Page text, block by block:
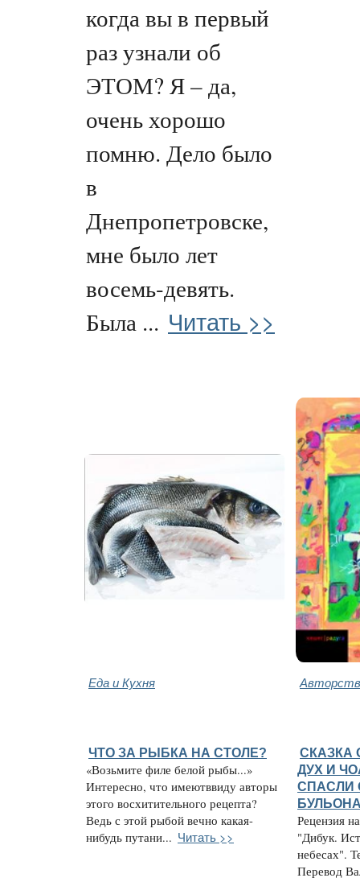
когда вы в первый
раз узнали об
ЭТОМ? Я – да,
очень хорошо
помню. Дело было
в
Днепропетровске,
мне было лет
восемь-девять.
Была ... Читать >>
Еда и Кухня
ЧТО ЗА РЫБКА НА СТОЛЕ?
«Возьмите филе белой рыбы...»
Интересно, что имеютввиду авторы
этого восхитительного рецепта?
Ведь с этой рыбой вечно какая-
нибудь путани... Читать >>
СКАЗКА
ДУХ И
СПАСЛИ
Рецензия
"Дибук.
небесах".
Перевод